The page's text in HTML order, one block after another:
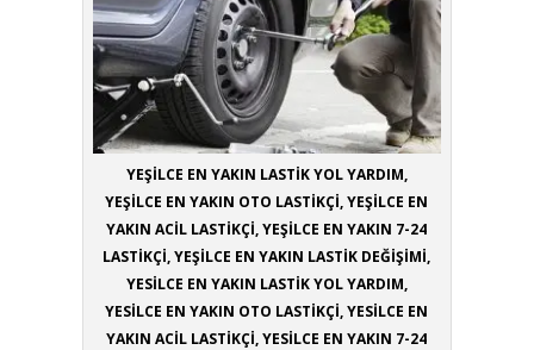
YEŞİLCE EN YAKIN LASTİK YOL YARDIM,
YEŞİLCE EN YAKIN OTO LASTİKÇİ, YEŞİLCE EN
YAKIN ACİL LASTİKÇİ, YEŞİLCE EN YAKIN 7-24
LASTİKÇİ, YEŞİLCE EN YAKIN LASTİK DEĞİŞİMİ,
YESİLCE EN YAKIN LASTİK YOL YARDIM,
YESİLCE EN YAKIN OTO LASTİKÇİ, YESİLCE EN
YAKIN ACİL LASTİKÇİ, YESİLCE EN YAKIN 7-24